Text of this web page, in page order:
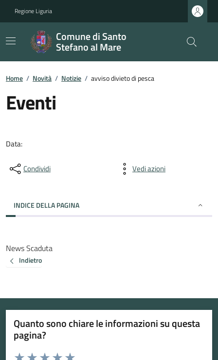
Regione Liguria
Comune di Santo
Stefano al Mare
Home / Novità / Notizie / avviso divieto di pesca
Eventi
Data:
Condividi Vedi azioni
INDICE DELLA PAGINA
News Scaduta
Indietro
Quanto sono chiare le informazioni su questa
pagina?
Valuta da 1 a 5 stelle la pagina